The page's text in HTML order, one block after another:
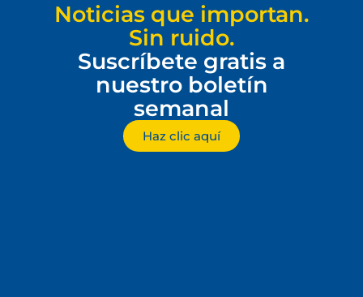
Noticias que importan.
Sin ruido.
Suscríbete gratis a
nuestro boletín
semanal
Haz clic aquí